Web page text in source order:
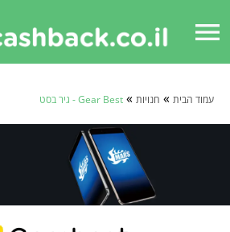
menu
עמוד הבית » חנויות » Gear Best - גיר בסט